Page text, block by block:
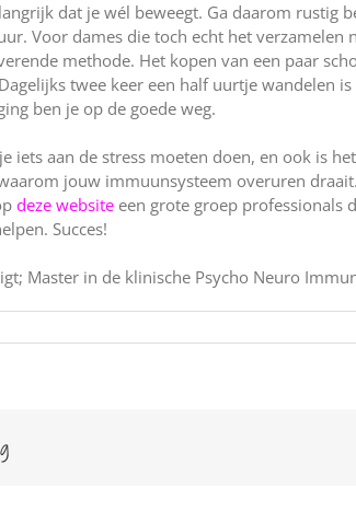
dat je wél beweegt. Ga daarom rustig
Voor dames die toch echt het verzamelen
methode. Het kopen van een paar
Dagelijks twee keer een half uurtje wandelen
ben je op de goede weg.
iets aan de stress moeten doen, en ook is
jouw immuunsysteem overuren
deze website een grote groep professionals
Succes!
Master in de klinische Psycho Neuro